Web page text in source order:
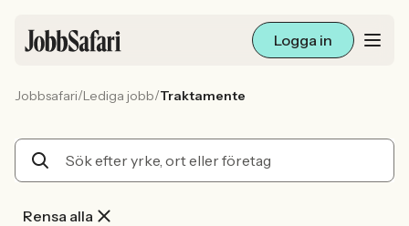
Logga in
Arbetsliv och karriär
Jobbsafari/Lediga jobb/Traktamente
Rensa alla